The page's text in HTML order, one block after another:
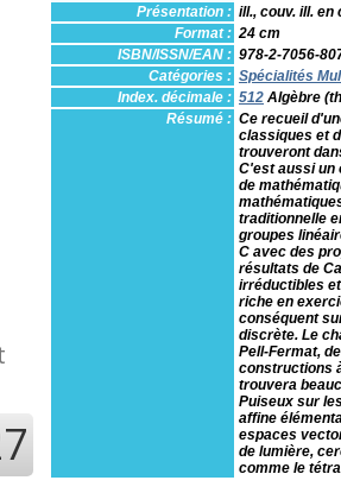
Présentation : ill., couv. ill. en
Format : 24 cm
ISBN/ISSN/EAN : 978-2-7056-
Catégories : Spécialités
Index. décimale : 512 Algèbre
Résumé : Ce recueil
classiques et
trouveront
C'est aussi un
de
traditionnelle
groupes
C avec des
résultats de
irréductibles
riche en
conséquent
discrète. Le
Pell-Fermat,
constructions
trouvera
Puiseux sur
affine
espaces
de lumière,
comme le